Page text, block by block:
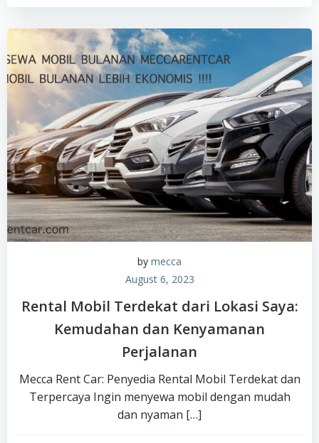
by mecca
August 6, 2023
Rental Mobil Terdekat dari Lokasi Saya:
Kemudahan dan Kenyamanan
Perjalanan
Mecca Rent Car: Penyedia Rental Mobil Terdekat dan
Terpercaya Ingin menyewa mobil dengan mudah
dan nyaman […]